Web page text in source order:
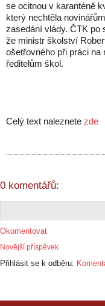
se ocitnou v karanténě
který nechtěla
zasedání vlády. ČTK po
že ministr školství
ošetřovného při práci
ředitelům škol.
Celý text naleznete zde
0 komentářů:
Okomentovat
Novější příspěvek
Přihlásit se k odběru: